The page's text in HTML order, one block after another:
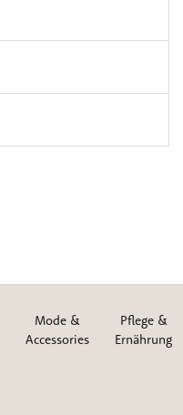
Mode &
Accessories
Pflege &
Ernährung